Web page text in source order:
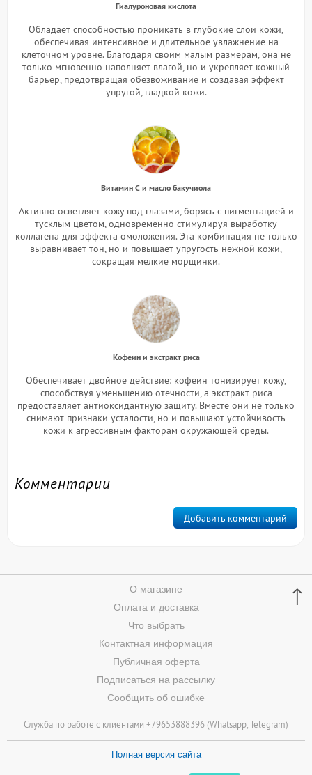
Гиалуроновая кислота
Обладает способностью проникать в глубокие слои кожи,
обеспечивая интенсивное и длительное увлажнение на
клеточном уровне. Благодаря своим малым размерам, она не
только мгновенно наполняет влагой, но и укрепляет кожный
барьер, предотвращая обезвоживание и создавая эффект
упругой, гладкой кожи.
Витамин С и масло бакучиола
Активно осветляет кожу под глазами, борясь с пигментацией и
тусклым цветом, одновременно стимулируя выработку
коллагена для эффекта омоложения. Эта комбинация не только
выравнивает тон, но и повышает упругость нежной кожи,
сокращая мелкие морщинки.
Кофеин и экстракт риса
Обеспечивает двойное действие: кофеин тонизирует кожу,
способствуя уменьшению отечности, а экстракт риса
предоставляет антиоксидантную защиту. Вместе они не только
снимают признаки усталости, но и повышают устойчивость
кожи к агрессивным факторам окружающей среды.
Комментарии
Добавить комментарий
↑
О магазине
Оплата и доставка
Что выбрать
Контактная информация
Публичная оферта
Подписаться на рассылку
Сообщить об ошибке
Служба по работе с клиентами +79653888396 (Whatsapp , Telegram)
Полная версия сайта